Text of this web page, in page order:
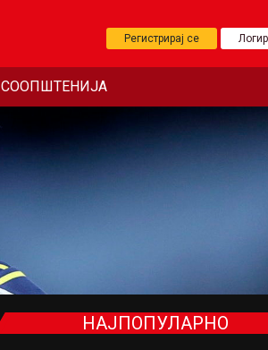
Регистрирај се
СООПШТЕНИЈА
НАЈПОПУЛАРНО